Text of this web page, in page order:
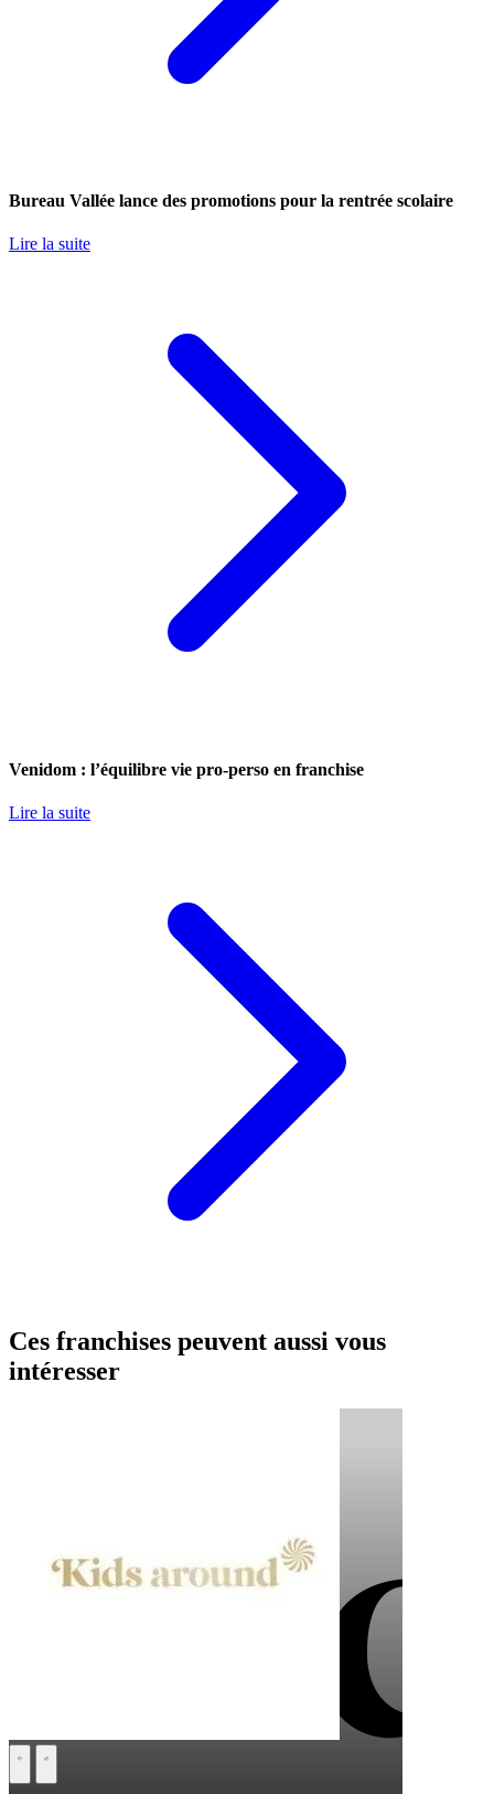
Bureau Vallée lance des promotions pour la rentrée scolaire
Lire la suite
Venidom : l’équilibre vie pro-perso en franchise
Lire la suite
Ces franchises peuvent aussi vous
intéresser